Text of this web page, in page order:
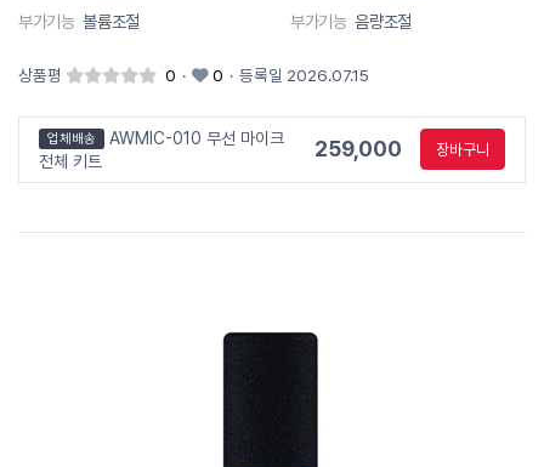
부가기능 볼륨조절 부가기능 음량조절
상품평 0 · 0 · 등록일 2026.07.15
업체배송
AWMIC-010 무선 마이크
전체 키트
259,000 장바구니